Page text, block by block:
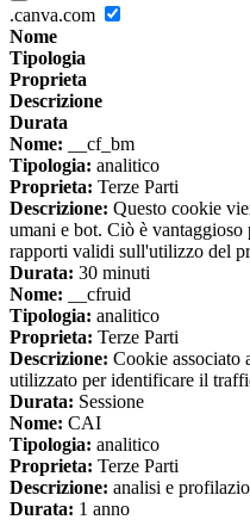
.canva.com
Nome
Tipologia
Proprieta
Descrizione
Durata
Nome: __cf_bm
Tipologia: analitico
Proprieta: Terze Parti
Descrizione: Questo cookie
umani e bot. Ciò è
rapporti validi sull'utilizzo del
Durata: 30 minuti
Nome: __cfruid
Tipologia: analitico
Proprieta: Terze Parti
Descrizione: Cookie associato
utilizzato per identificare il
Durata: Sessione
Nome: CAI
Tipologia: analitico
Proprieta: Terze Parti
Descrizione: analisi e
Durata: 1 anno